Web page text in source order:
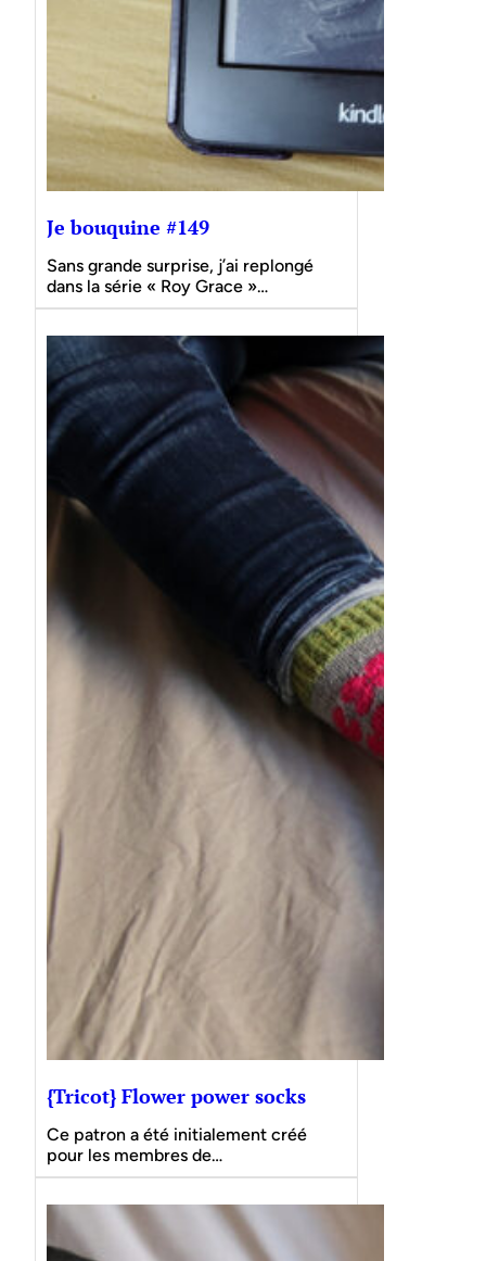
Je bouquine #149
Sans grande surprise, j’ai replongé
dans la série « Roy Grace »…
{Tricot} Flower power socks
Ce patron a été initialement créé
pour les membres de…